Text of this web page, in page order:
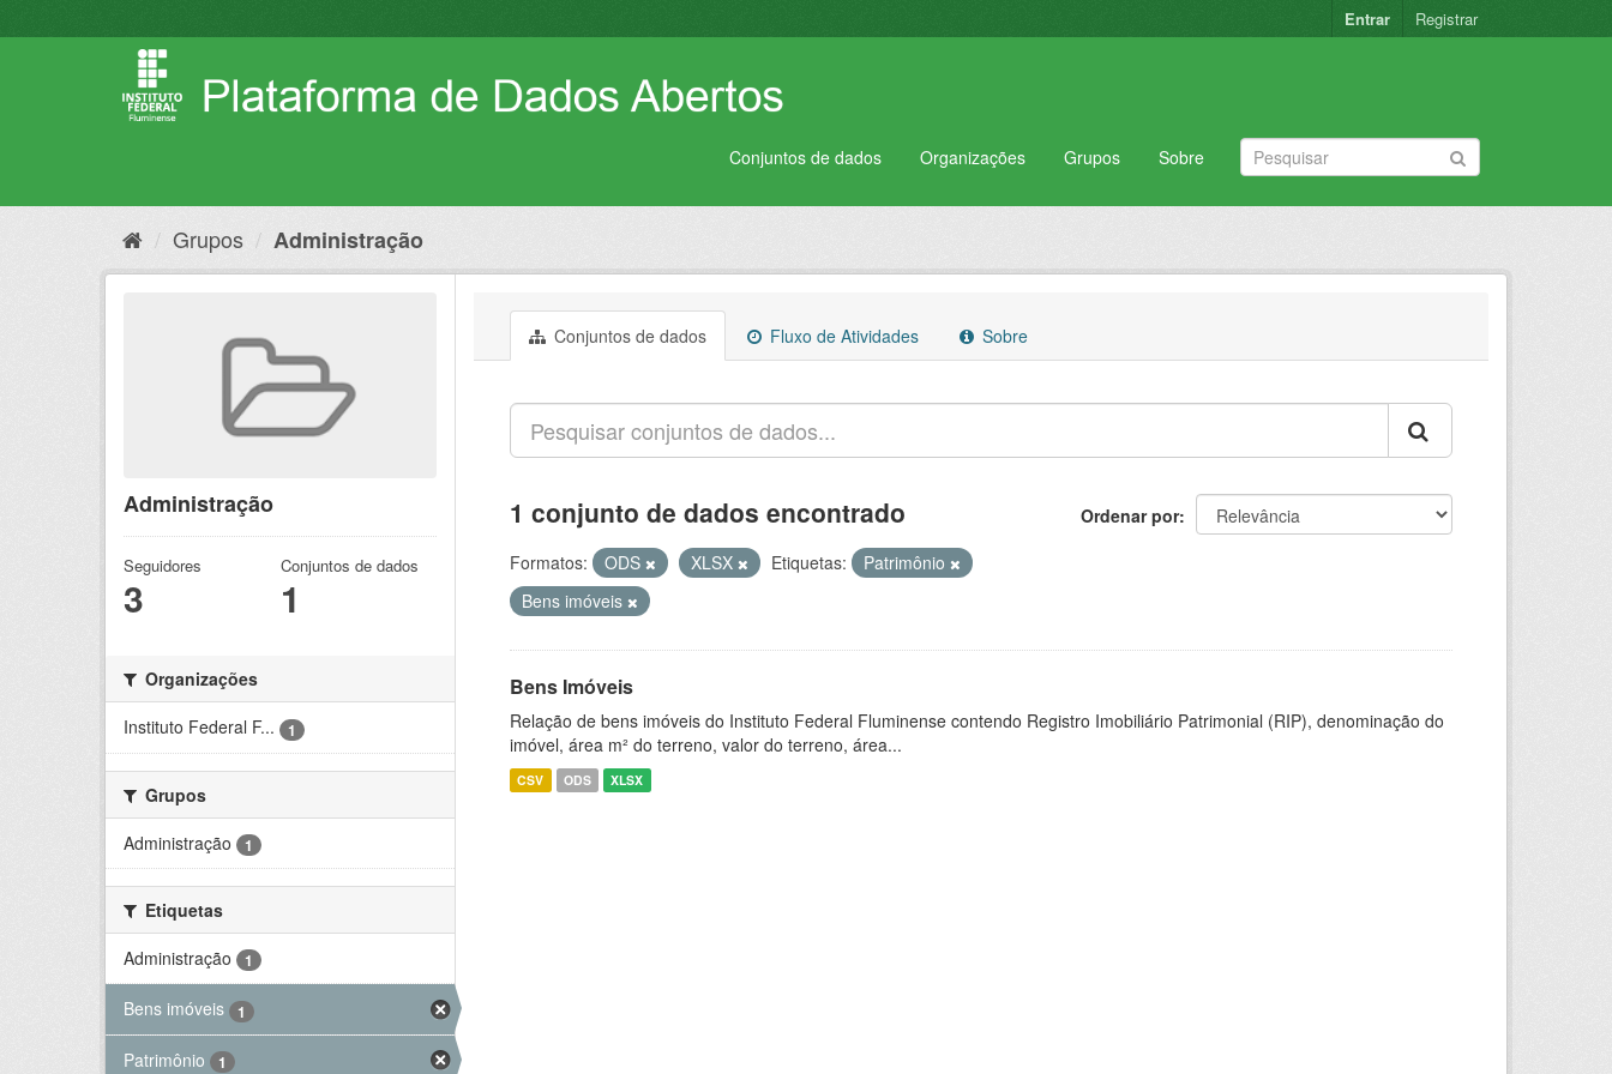
para
Entrar Registrar
Conjuntos de dados Organizações Grupos Sobre
Grupos Administração
Administração
Seguidores
3
Conjuntos de dados
1
Organizações
Instituto Federal F...
1
Grupos
Administração
1
Etiquetas
Administração
1
Bens imóveis 1
Patrimônio 1
Conjuntos de dados Fluxo de Atividades Sobre
Ordenar por
1 conjunto de dados encontrado
Formatos: ODS XLSX Etiquetas:
Patrimônio
Bens imóveis
Bens Imóveis
Relação de bens imóveis do Instituto Federal Fluminense contendo Registro Imobiliário Patrimonial (RIP), denominação do
imóvel, área m² do terreno, valor do terreno, área...
CSV ODS XLSX